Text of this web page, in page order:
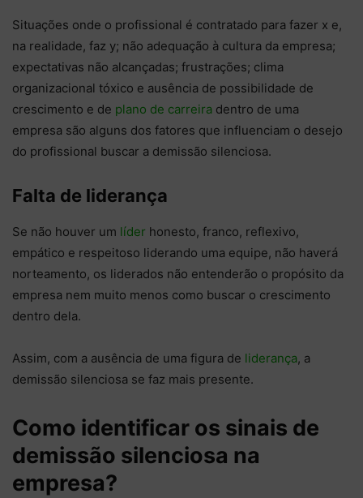
Situações onde o profissional é contratado para fazer x e,
na realidade, faz y; não adequação à cultura da empresa;
expectativas não alcançadas; frustrações; clima
organizacional tóxico e ausência de possibilidade de
crescimento e de plano de carreira dentro de uma
empresa são alguns dos fatores que influenciam o desejo
do profissional buscar a demissão silenciosa.
Falta de liderança
Se não houver um líder honesto, franco, reflexivo,
empático e respeitoso liderando uma equipe, não haverá
norteamento, os liderados não entenderão o propósito da
empresa nem muito menos como buscar o crescimento
dentro dela.
Assim, com a ausência de uma figura de liderança, a
demissão silenciosa se faz mais presente.
Como identificar os sinais de
demissão silenciosa na
empresa?